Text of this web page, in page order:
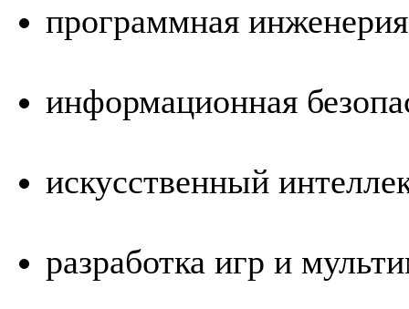
программная
информационная
искусственный
разработка игр и